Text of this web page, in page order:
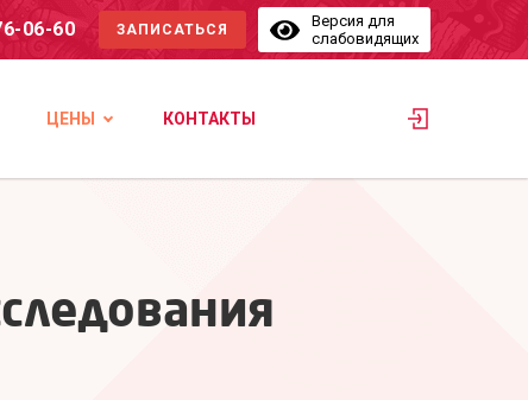
06-60 ЗАПИСАТЬСЯ
Версия для
слабовидящих
ЦЕНЫ КОНТАКТЫ